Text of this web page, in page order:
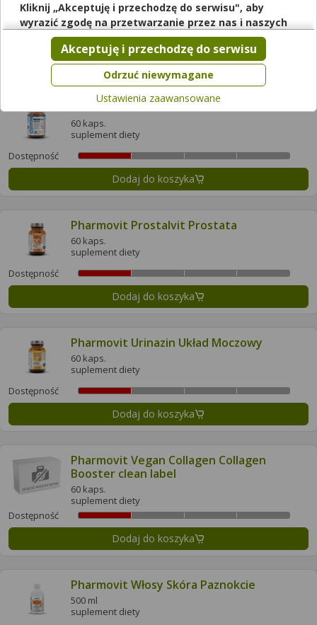
60 kaps.
suplement diety
Dostępność
Dodaj do koszyka
Pharmovit Multivit Max
60 kaps.
suplement diety
Dostępność
Dodaj do koszyka
Pharmovit Prostalvit Prostata
60 kaps.
suplement diety
Dostępność
Dodaj do koszyka
Pharmovit Urinazin Układ Moczowy
60 kaps.
suplement diety
Dostępność
Dodaj do koszyka
Pharmovit Vegan Collagen Collagen
Booster clean label
60 kaps.
suplement diety
Dostępność
Dodaj do koszyka
Pharmovit Włosy Skóra Paznokcie
500 ml
suplement diety
Kliknij „Akceptuję i przechodzę do serwisu", aby
wyrazić zgodę na przetwarzanie przez nas i naszych
partnerów Twoich danych w powyższych celach.
Pamiętaj, że wyrażenie zgody jest dobrowolne, a wyrażoną
zgodę możesz w każdej chwili cofnąć, możesz też wycofać
zgodę na przetwarzanie Twoich danych tylko w niektórych
celach. Jeżeli chcesz dowiedzieć się więcej lub chcesz
przeprowadzić konfigurację szczegółową, to możesz tego
dokonać za pomocą „Ustawień zaawansowanych".
Więcej informacji na temat wykorzystywania narzędzi
zewnętrznych w naszym serwisie znajdziesz wRegulaminie
Odrzuć niewymagane
Akceptuję i przechodzę do serwisu
Ustawienia zaawansowane